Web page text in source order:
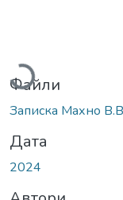
Файли
Записка Махно
Дата
2024